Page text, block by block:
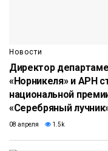
Новости
Директор
«Норникеля» и АРН
национальной
«Серебряный
08 апреля 1.5k